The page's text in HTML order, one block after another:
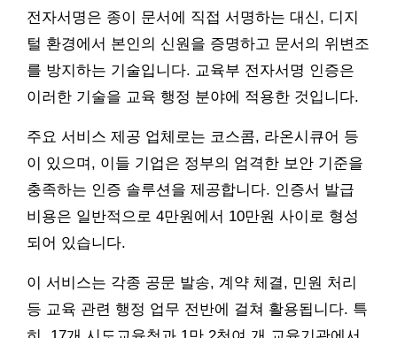
전자서명은 종이 문서에 직접 서명하는 대신, 디지
털 환경에서 본인의 신원을 증명하고 문서의 위변조
를 방지하는 기술입니다. 교육부 전자서명 인증은
이러한 기술을 교육 행정 분야에 적용한 것입니다.
주요 서비스 제공 업체로는 코스콤, 라온시큐어 등
이 있으며, 이들 기업은 정부의 엄격한 보안 기준을
충족하는 인증 솔루션을 제공합니다. 인증서 발급
비용은 일반적으로 4만원에서 10만원 사이로 형성
되어 있습니다.
이 서비스는 각종 공문 발송, 계약 체결, 민원 처리
등 교육 관련 행정 업무 전반에 걸쳐 활용됩니다. 특